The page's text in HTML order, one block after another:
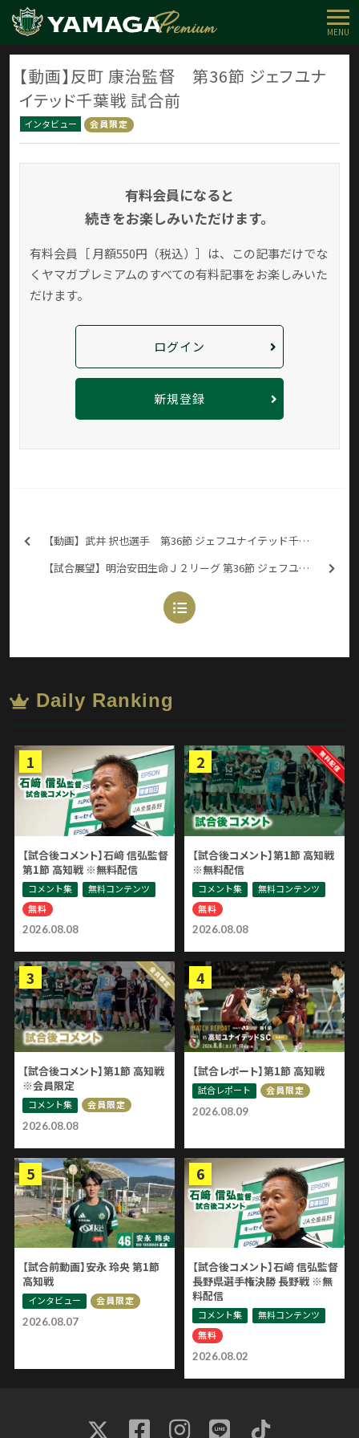
MENU
【動画】反町 康治監督 第36節 ジェフユナ
イテッド千葉戦 試合前
インタビュー 会員限定
有料会員になると
続きをお楽しみいただけます。
有料会員［ 月額550円（税込）］は、この記事だけでな
く ヤマガプレミアムのすべての有料記事をお楽しみいた
だけます。
ログイン
新規登録
【動画】武井 択也選手 第36節 ジェフユナイテッド千葉戦 試合前
【試合展望】明治安田生命Ｊ２リーグ 第36節 ジェフユナイテッド千葉戦
Daily Ranking
2026.08.08
【試合後コメント】石﨑 信弘監督
第1節 高知戦 ※無料配信
コメント集
無料コンテンツ
無料
2026.08.08
【試合後コメント】第1節 高知戦
※無料配信
コメント集
無料コンテンツ
無料
2026.08.08
【試合後コメント】第1節 高知戦
※会員限定
コメント集 会員限定
2026.08.09
【試合レポート】第1節 高知戦
試合レポート 会員限定
2026.08.07
【試合前動画】安永 玲央 第1節
高知戦
インタビュー 会員限定
2026.08.02
【試合後コメント】石﨑 信弘監督
長野県選手権決勝 長野戦 ※無
料配信
コメント集
無料コンテンツ
無料